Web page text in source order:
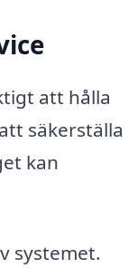
att hålla
säkerställa
kan
systemet.